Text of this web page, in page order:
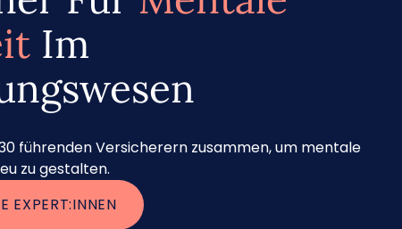
Im
führenden Versicherern zusammen, um mentale
zu gestalten.
EXPERT:INNEN